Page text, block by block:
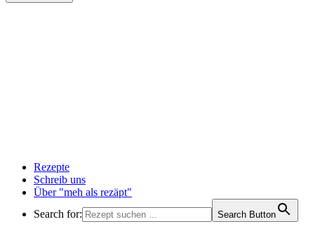
Rezepte
Schreib uns
Über "meh als rezäpt"
Search for:
Search Button